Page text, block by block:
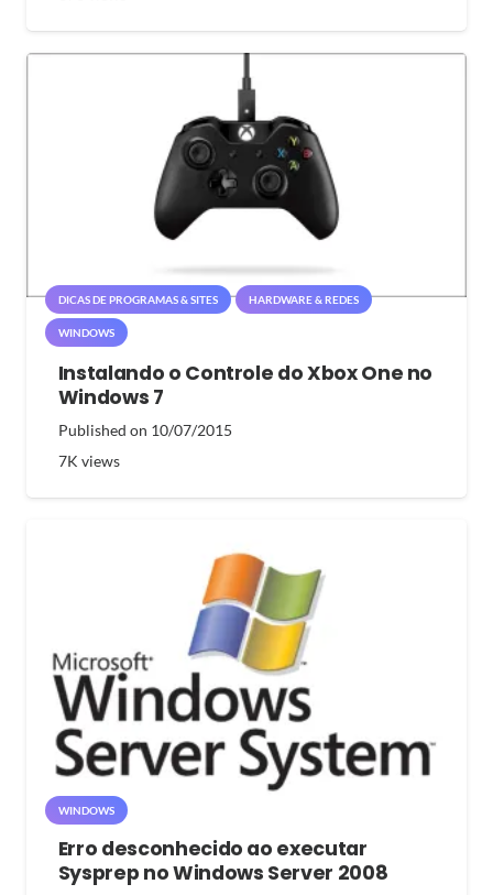
DICAS DE PROGRAMAS & SITES HARDWARE & REDES
WINDOWS
Instalando o Controle do Xbox One no
Windows 7
Published on 10/07/2015
7K views
WINDOWS
Erro desconhecido ao executar
Sysprep no Windows Server 2008